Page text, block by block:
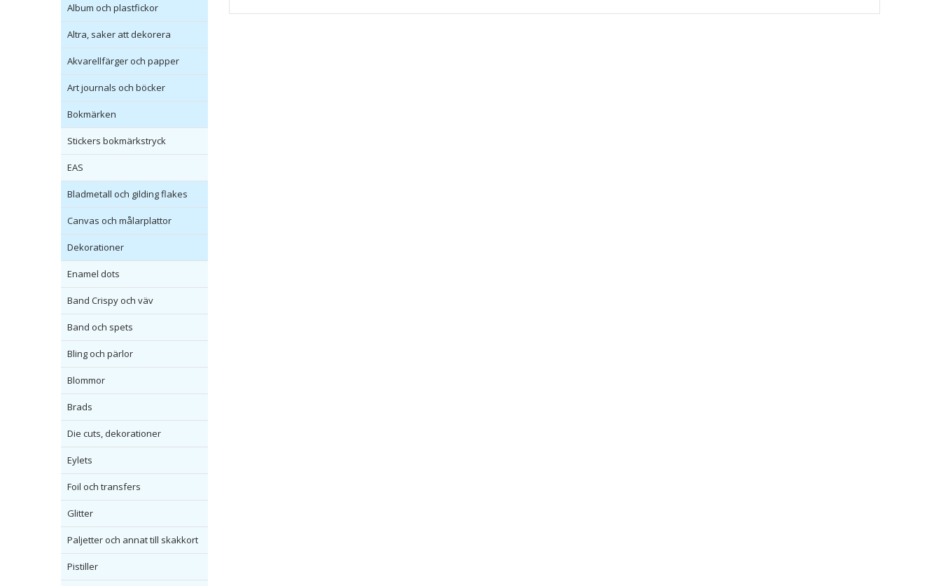
Album och plastfickor
Altra, saker att dekorera
Akvarellfärger och papper
Art journals och böcker
Bokmärken
Stickers bokmärkstryck
EAS
Bladmetall och gilding flakes
Canvas och målarplattor
Dekorationer
Enamel dots
Band Crispy och väv
Band och spets
Bling och pärlor
Blommor
Brads
Die cuts, dekorationer
Eylets
Foil och transfers
Glitter
Paljetter och annat till skakkort
Pistiller